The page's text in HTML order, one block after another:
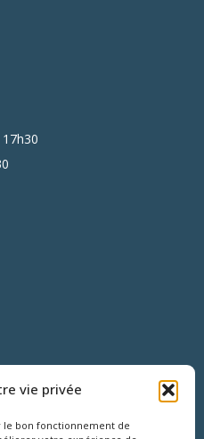
vie privée
le bon fonctionnement de